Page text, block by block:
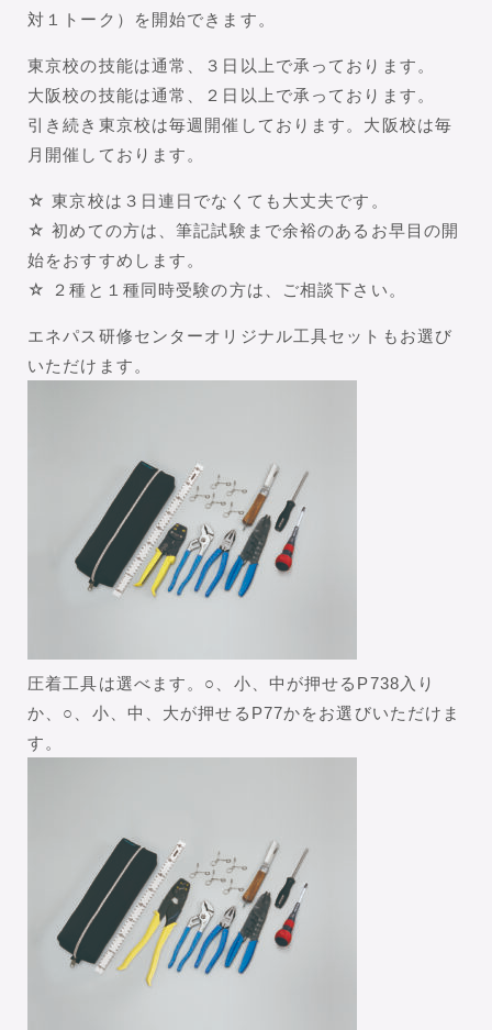
対１トーク）を開始できます。
東京校の技能は通常、３日以上で承っております。
大阪校の技能は通常、２日以上で承っております。
引き続き東京校は毎週開催しております。大阪校は毎
月開催しております。
☆ 東京校は３日連日でなくても大丈夫です。
☆ 初めての方は、筆記試験まで余裕のあるお早目の開
始をおすすめします。
☆ ２種と１種同時受験の方は、ご相談下さい。
エネパス研修センターオリジナル工具セットもお選び
いただけます。
圧着工具は選べます。○、小、中が押せるP738入り
か、○、小、中、大が押せるP77かをお選びいただけま
す。